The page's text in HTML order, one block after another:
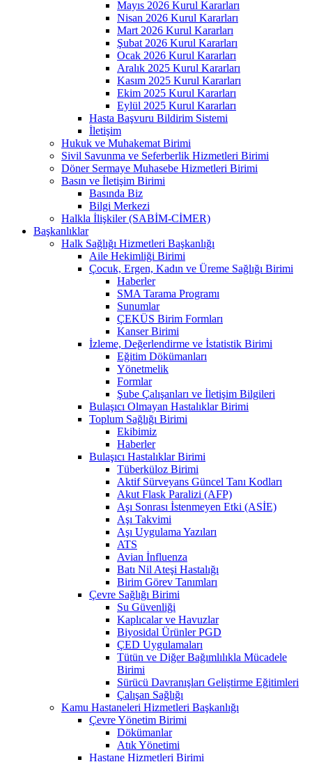
Mayıs 2026 Kurul Kararları
Nisan 2026 Kurul Kararları
Mart 2026 Kurul Kararları
Şubat 2026 Kurul Kararları
Ocak 2026 Kurul Kararları
Aralık 2025 Kurul Kararları
Kasım 2025 Kurul Kararları
Ekim 2025 Kurul Kararları
Eylül 2025 Kurul Kararları
Hasta Başvuru Bildirim Sistemi
İletişim
Hukuk ve Muhakemat Birimi
Sivil Savunma ve Seferberlik Hizmetleri Birimi
Döner Sermaye Muhasebe Hizmetleri Birimi
Basın ve İletişim Birimi
Basında Biz
Bilgi Merkezi
Halkla İlişkiler (SABİM-CİMER)
Başkanlıklar
Halk Sağlığı Hizmetleri Başkanlığı
Aile Hekimliği Birimi
Çocuk, Ergen, Kadın ve Üreme Sağlığı Birimi
Haberler
SMA Tarama Programı
Sunumlar
ÇEKÜS Birim Formları
Kanser Birimi
İzleme, Değerlendirme ve İstatistik Birimi
Eğitim Dökümanları
Yönetmelik
Formlar
Şube Çalışanları ve İletişim Bilgileri
Bulaşıcı Olmayan Hastalıklar Birimi
Toplum Sağlığı Birimi
Ekibimiz
Haberler
Bulaşıcı Hastalıklar Birimi
Tüberküloz Birimi
Aktif Sürveyans Güncel Tanı Kodları
Akut Flask Paralizi (AFP)
Aşı Sonrası İstenmeyen Etki (ASİE)
Aşı Takvimi
Aşı Uygulama Yazıları
ATS
Avian İnfluenza
Batı Nil Ateşi Hastalığı
Birim Görev Tanımları
Çevre Sağlığı Birimi
Su Güvenliği
Kaplıcalar ve Havuzlar
Biyosidal Ürünler PGD
ÇED Uygulamaları
Tütün ve Diğer Bağımlılıkla Mücadele
Birimi
Sürücü Davranışları Geliştirme Eğitimleri
Çalışan Sağlığı
Kamu Hastaneleri Hizmetleri Başkanlığı
Çevre Yönetim Birimi
Dökümanlar
Atık Yönetimi
Hastane Hizmetleri Birimi